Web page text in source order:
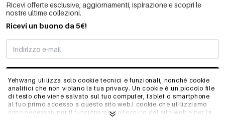
Yehwang utilizza solo cookie tecnici e funzionali, nonché cookie
analitici che non violano la tua privacy. Un cookie è un piccolo file
di testo che viene salvato sul tuo computer, tablet o smartphone
al tuo primo accesso a questo sito web.I cookie che utilizziamo
sono necessari per il funzionamento tecnico del sito web e per la
Ricevi offerte esclusive, aggiornamenti, ispirazione e scopri le
nostre ultime collezioni.
Ricevi un buono da 5€!
MI STO REGISTRANDO
INFO